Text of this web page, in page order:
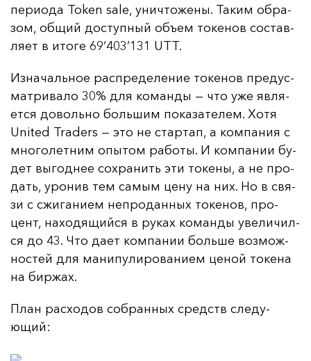
пе­ри­ода Token sale, унич­то­же­ны. Та­ким об­ра­
зом, об­щий дос­туп­ный объ­ем то­ке­нов сос­тав­
ля­ет в ито­ге 69‘403’131 UTT.
Из­на­чаль­ное рас­пре­де­ле­ние то­ке­нов пре­дус­
мат­ри­ва­ло 30% для ко­ман­ды — что уже яв­ля­
ет­ся до­воль­но боль­шим по­ка­за­те­лем. Хо­тя
United Traders — это не стар­тап, а ком­па­ния с
мно­го­лет­ним опы­том ра­бо­ты. И ком­па­нии бу­
дет вы­год­нее сох­ра­нить эти то­ке­ны, а не про­
дать, уро­нив тем са­мым це­ну на них. Но в свя­
зи с сжи­га­ни­ем неп­ро­дан­ных то­ке­нов, про­
цент, на­хо­дя­щий­ся в ру­ках ко­ман­ды уве­ли­чил­
ся до 43. Что да­ет ком­па­нии боль­ше воз­мож­
нос­тей для ма­ни­пу­ли­ро­ва­ни­ем це­ной то­ке­на
на бир­жах.
План рас­хо­дов соб­ран­ных средств сле­ду­
ющий: